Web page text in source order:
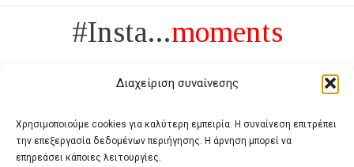
Διαχείριση συναίνεσης
Χρησιμοποιούμε cookies για καλύτερη εμπειρία. Η συναίνεση επιτρέπει
την επεξεργασία δεδομένων περιήγησης. Η άρνηση μπορεί να
επηρεάσει κάποιες λειτουργίες.
#Insta...moments
Πολυτέλεια δεν είναι το αντίθετο της ανέχειας, είναι το αντίθετο της